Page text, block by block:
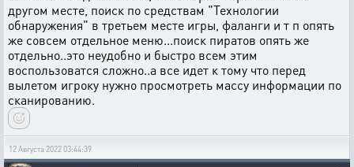
другом месте, поиск по средствам "Технологии
обнаружения" в третьем месте игры, фаланги и т п опять
же совсем отдельное меню...поиск пиратов опять же
отдельно..это неудобно и быстро всем этим
воспользоватся сложно..а все идет к тому что перед
вылетом игроку нужно просмотреть массу информации по
сканированию.
12 Августа 2022 03:44:39